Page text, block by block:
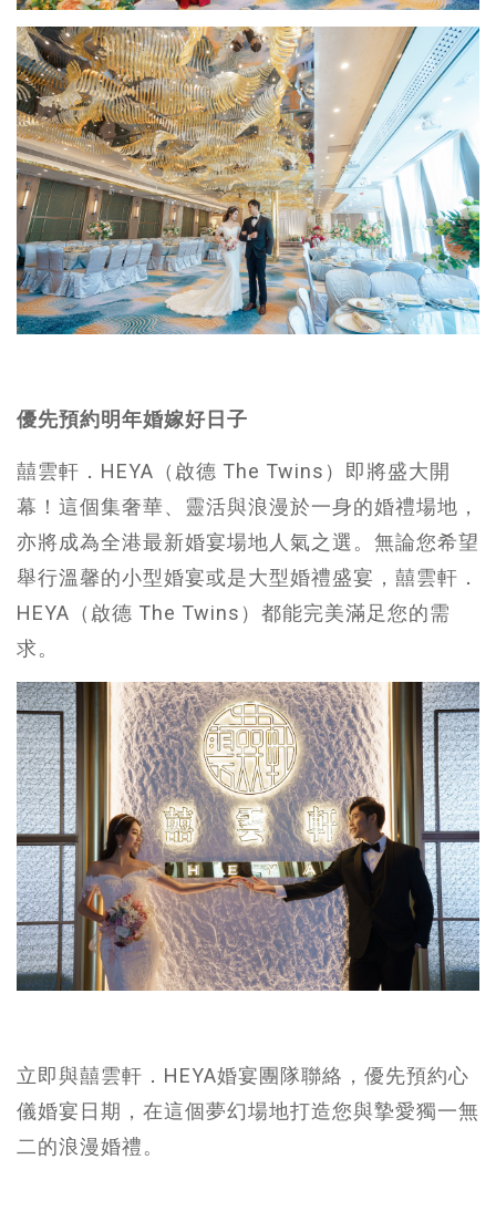
優先預約明年婚嫁好日子
囍雲軒．HEYA（啟德 The Twins）即將盛大開
幕！這個集奢華、靈活與浪漫於一身的婚禮場地，
亦將成為全港最新婚宴場地人氣之選。無論您希望
舉行溫馨的小型婚宴或是大型婚禮盛宴，囍雲軒．
HEYA（啟德 The Twins）都能完美滿足您的需
求。
立即與囍雲軒．HEYA婚宴團隊聯絡，優先預約心
儀婚宴日期，在這個夢幻場地打造您與摯愛獨一無
二的浪漫婚禮。